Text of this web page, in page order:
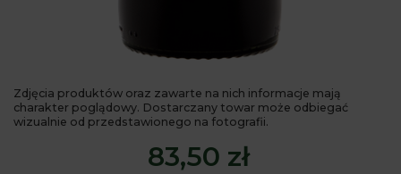
Zdjęcia produktów oraz zawarte na nich informacje mają
charakter poglądowy. Dostarczany towar może odbiegać
wizualnie od przedstawionego na fotografii.
83,50 zł